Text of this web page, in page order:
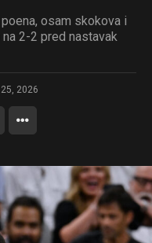
osam skokova i
2-2 pred nastavak
2026